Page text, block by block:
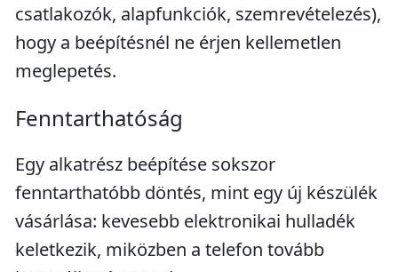
csatlakozók, alapfunkciók, szemrevételezés),
hogy a beépítésnél ne érjen kellemetlen
meglepetés.
Fenntarthatóság
Egy alkatrész beépítése sokszor
fenntarthatóbb döntés, mint egy új készülék
vásárlása: kevesebb elektronikai hulladék
keletkezik, miközben a telefon tovább